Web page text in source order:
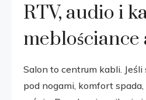
RTV, audio i
meblościance
Salon to centrum kabli.
pod nogami, komfort